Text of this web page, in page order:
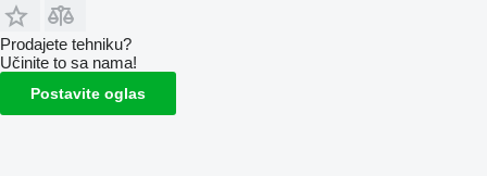
Prodajete tehniku?
Učinite to sa nama!
Postavite oglas